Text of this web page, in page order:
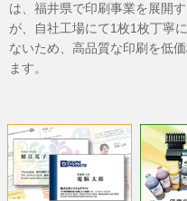
は、福井県で印刷事業を展開
が、自社工場にて1枚1枚丁寧
ないため、高品質な印刷を低
ます。